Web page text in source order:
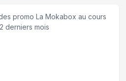
promo La Mokabox au cours
derniers mois